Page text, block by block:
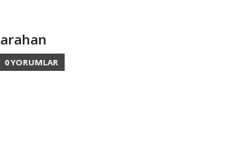
0 YORUMLAR